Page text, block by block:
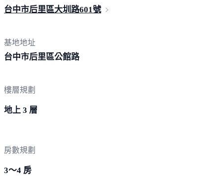
台中市后里區大圳路601號
基地地址
台中市后里區公館路
樓層規劃
地上 3 層
房數規劃
3～4 房